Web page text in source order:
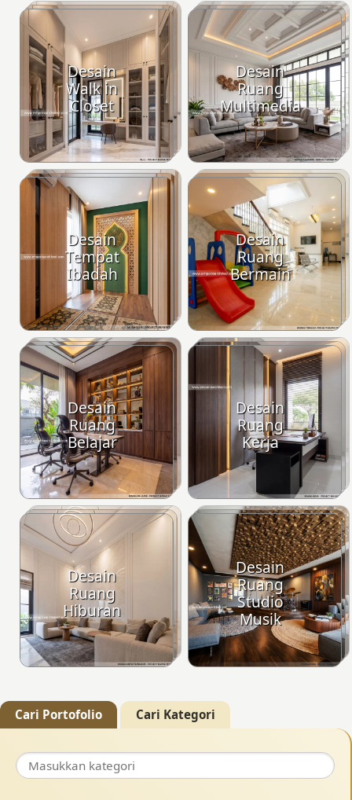
Desain
Walk in
Closet
Desain
Ruang
Multimedia
Desain
Tempat
Ibadah
Desain
Ruang
Bermain
Desain
Ruang
Belajar
Desain
Ruang
Kerja
Desain
Ruang
Hiburan
Desain
Ruang
Studio
Musik
Cari Portofolio Cari Kategori